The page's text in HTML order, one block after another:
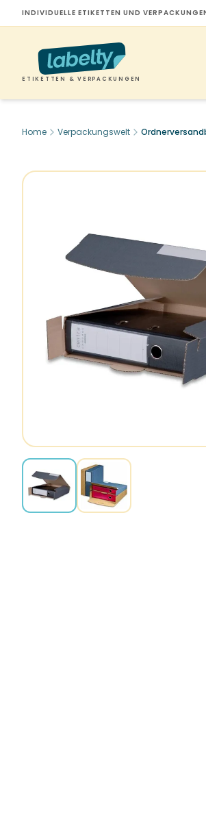
INDIVIDUELLE ETIKETTEN UND
ETIKETTEN & VERPACKUNGEN
Home Verpackungswelt